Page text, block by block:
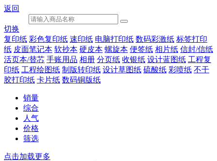
返回
切换
复印纸 彩色复印纸 速印纸 电脑打印纸 数码彩激纸 标签打印
纸 皮面笔记本 软抄本 硬皮本 螺旋本 便签纸 相片纸 信封/信纸
活页本/替芯 手账用品 相册 分页纸 收银纸 设计蓝图纸 工程复
印纸 工程绘图纸 制版转印纸 设计草图纸 硫酸纸 彩喷纸 不干
胶打印纸 卡片纸 数码铜版纸
销量
综合
人气
价格
筛选
点击加载更多